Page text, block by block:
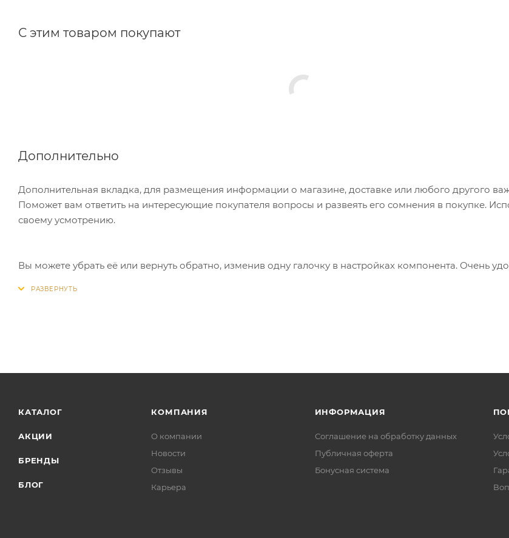
С этим товаром покупают
Дополнительно
Дополнительная вкладка, для размещения информации о магазине, доставке или любого другого
Поможет вам ответить на интересующие покупателя вопросы и развеять его сомнения в покупке.
своему усмотрению.
Вы можете убрать её или вернуть обратно, изменив одну галочку в настройках компонента. Очень
КАТАЛОГ
АКЦИИ
БРЕНДЫ
БЛОГ
КОМПАНИЯ
О компании
Новости
Отзывы
Карьера
ИНФОРМАЦИЯ
Соглашение на обработку данных
Публичная оферта
Бонусная система